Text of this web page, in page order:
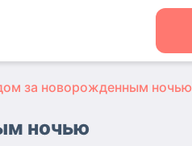
за новорожденным ночью
ночью